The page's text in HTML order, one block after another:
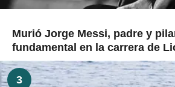
Murió Jorge Messi, padre y
fundamental en la carrera de
3